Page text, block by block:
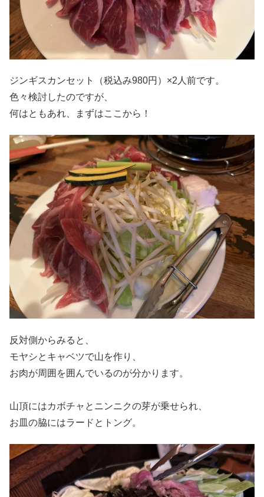
ジンギスカンセット（税込み980円）×2人前です。
色々検討したのですが、
何はともあれ、まずはここから！
反対側からみると、
モヤシとキャベツで山を作り、
お肉が周囲を囲んでいるのが分かります。
山頂にはカボチャとニンニクの芽が乗せられ、
お皿の脇にはラードとトング。